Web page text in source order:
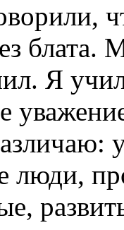
блата.
Я
люди,